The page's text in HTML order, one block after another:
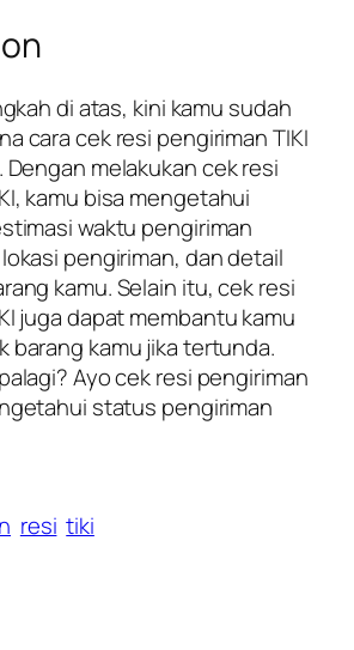
di atas, kini kamu sudah
cara cek resi pengiriman TIKI
melakukan cek resi
kamu bisa mengetahui
waktu pengiriman
pengiriman, dan detail
kamu. Selain itu, cek resi
juga dapat membantu kamu
barang kamu jika tertunda.
Ayo cek resi pengiriman
status pengiriman
resi tiki